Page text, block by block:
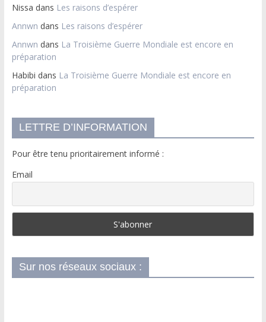
Nissa dans Les raisons d’espérer
Annwn dans Les raisons d’espérer
Annwn dans La Troisième Guerre Mondiale est encore en
préparation
Habibi dans La Troisième Guerre Mondiale est encore en
préparation
LETTRE D’INFORMATION
Pour être tenu prioritairement informé :
Email
Sur nos réseaux sociaux :